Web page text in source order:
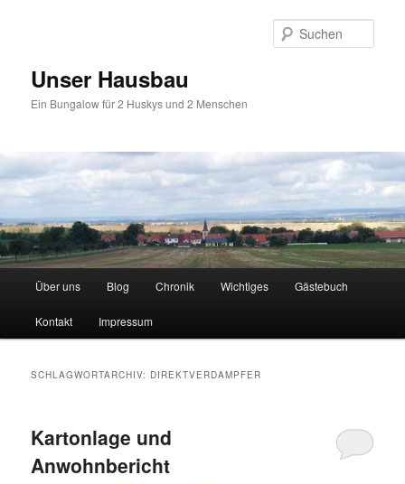
Unser Hausbau
Ein Bungalow für 2 Huskys und 2 Menschen
HauptmenüÜber uns Blog Chronik Wichtiges Gästebuch
Kontakt Impressum
SCHLAGWORTARCHIV: DIREKTVERDAMPFER
Kartonlage und
Anwohnbericht